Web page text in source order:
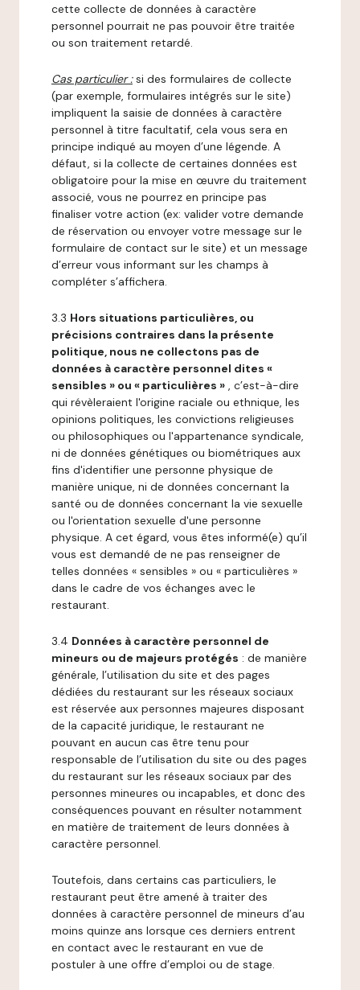
cette collecte de données à caractère
personnel pourrait ne pas pouvoir être traitée
ou son traitement retardé.
Cas particulier : si des formulaires de collecte
(par exemple, formulaires intégrés sur le site)
impliquent la saisie de données à caractère
personnel à titre facultatif, cela vous sera en
principe indiqué au moyen d’une légende. A
défaut, si la collecte de certaines données est
obligatoire pour la mise en œuvre du traitement
associé, vous ne pourrez en principe pas
finaliser votre action (ex: valider votre demande
de réservation ou envoyer votre message sur le
formulaire de contact sur le site) et un message
d’erreur vous informant sur les champs à
compléter s’affichera.
3.3 Hors situations particulières, ou
précisions contraires dans la présente
politique, nous ne collectons pas de
données à caractère personnel dites «
sensibles » ou « particulières » , c’est-à-dire
qui révèleraient l'origine raciale ou ethnique, les
opinions politiques, les convictions religieuses
ou philosophiques ou l'appartenance syndicale,
ni de données génétiques ou biométriques aux
fins d'identifier une personne physique de
manière unique, ni de données concernant la
santé ou de données concernant la vie sexuelle
ou l'orientation sexuelle d'une personne
physique. A cet égard, vous êtes informé(e) qu’il
vous est demandé de ne pas renseigner de
telles données « sensibles » ou « particulières »
dans le cadre de vos échanges avec le
restaurant.
3.4 Données à caractère personnel de
mineurs ou de majeurs protégés : de manière
générale, l’utilisation du site et des pages
dédiées du restaurant sur les réseaux sociaux
est réservée aux personnes majeures disposant
de la capacité juridique, le restaurant ne
pouvant en aucun cas être tenu pour
responsable de l’utilisation du site ou des pages
du restaurant sur les réseaux sociaux par des
personnes mineures ou incapables, et donc des
conséquences pouvant en résulter notamment
en matière de traitement de leurs données à
caractère personnel.
Toutefois, dans certains cas particuliers, le
restaurant peut être amené à traiter des
données à caractère personnel de mineurs d’au
moins quinze ans lorsque ces derniers entrent
en contact avec le restaurant en vue de
postuler à une offre d’emploi ou de stage.